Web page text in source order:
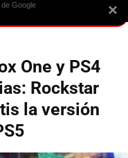
One y PS4
Rockstar
la versión
×
Google